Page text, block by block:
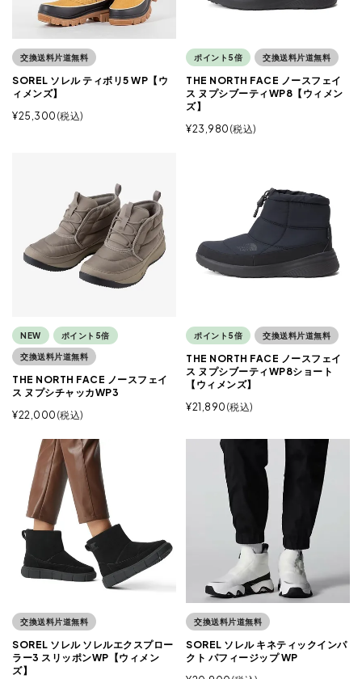
交換送料片道無料
SOREL ソレル ティボリ5 WP【ウ
ィメンズ】
¥25,300 税込
ポイント5倍 交換送料片道無料
THE NORTH FACE ノースフェイ
ス ヌプシブーティWP8【ウィメン
ズ】
¥23,980 税込
NEW ポイント5倍
交換送料片道無料
THE NORTH FACE ノースフェイ
ス ヌプシチャッカWP3
¥22,000 税込
ポイント5倍 交換送料片道無料
THE NORTH FACE ノースフェイ
ス ヌプシブーティWP8ショート
【ウィメンズ】
¥21,890 税込
交換送料片道無料
SOREL ソレル ソレルエクスプロー
ラー3 スリッポンWP【ウィメン
ズ】
交換送料片道無料
SOREL ソレル キネティックインパ
クト パフィージップ WP